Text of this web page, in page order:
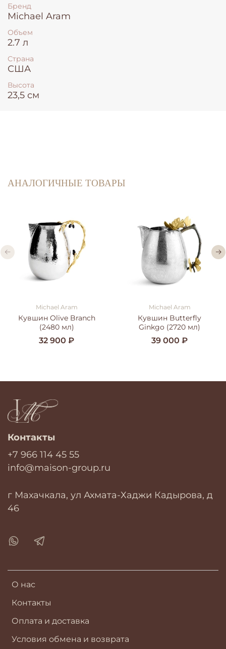
Бренд
Michael Aram
Объем
2.7 л
Страна
США
Высота
23,5 см
АНАЛОГИЧНЫЕ ТОВАРЫ
Michael Aram
Кувшин Olive Branch
(2480 мл)
32 900 ₽
Michael Aram
Кувшин Butterfly
Ginkgo (2720 мл)
39 000 ₽
О нас
Контакты
Оплата и доставка
Условия обмена и возврата
Контакты
+7 966 114 45 55
info@maison-group.ru
г Махачкала, ул Ахмата-Хаджи Кадырова, д
46